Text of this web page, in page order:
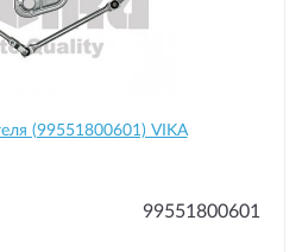
(99551800601) VIKA
99551800601